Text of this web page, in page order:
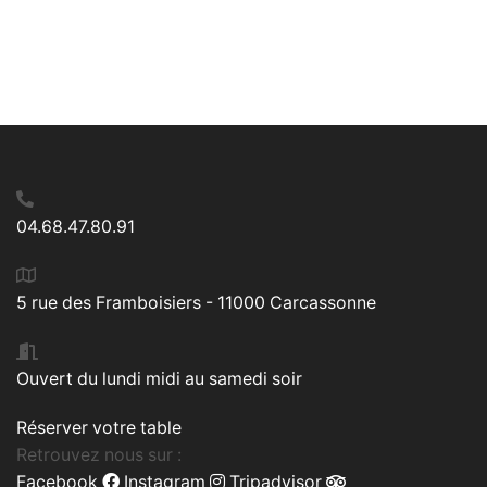
04.68.47.80.91
5 rue des Framboisiers - 11000 Carcassonne
Ouvert du lundi midi au samedi soir
Réserver votre table
Retrouvez nous sur :
Facebook
Instagram Tripadvisor